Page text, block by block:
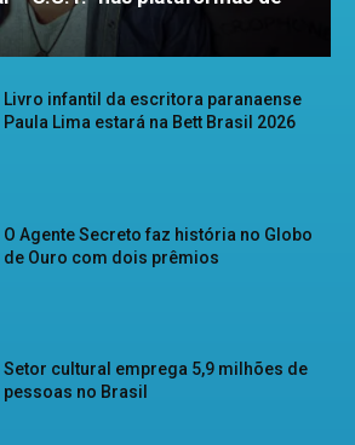
Livro infantil da escritora paranaense
Paula Lima estará na Bett Brasil 2026
O Agente Secreto faz história no Globo
de Ouro com dois prêmios
Setor cultural emprega 5,9 milhões de
pessoas no Brasil